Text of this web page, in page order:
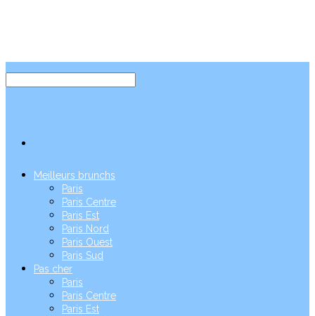
Meilleurs brunchs
Paris
Paris Centre
Paris Est
Paris Nord
Paris Ouest
Paris Sud
Pas cher
Paris
Paris Centre
Paris Est